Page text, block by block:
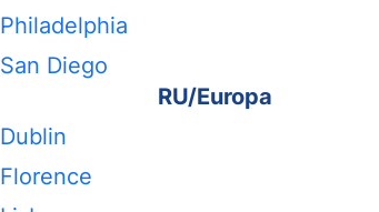
Philadelphia
San Diego
RU/Europa
Dublin
Florence